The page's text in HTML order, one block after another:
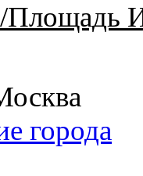
Площадь
города